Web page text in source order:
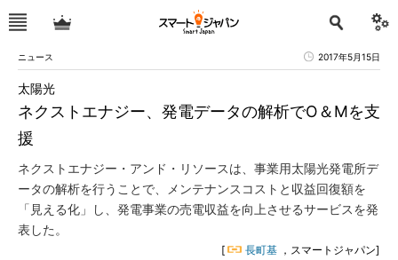
ニュース 2017年5月15日
ネクストエナジー、発電データの解析でO＆Mを支
援
太陽光
ネクストエナジー・アンド・リソースは、事業用太陽光発電所デ
ータの解析を行うことで、メンテナンスコストと収益回復額を
「見える化」し、発電事業の売電収益を向上させるサービスを発
表した。
[ 長町基 ，スマートジャパン]